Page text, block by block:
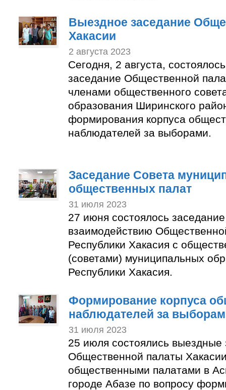
Выездное заседание
Хакасии
2 августа 2023
Сегодня, 2 августа,
заседание Общественной
членами общественного
образования Ширинского
формирования корпуса
наблюдателей за выборами.
Заседание Совета
общественных палат
31 июля 2023
27 июня состоялось
взаимодействию
Республики Хакасия с
(советами) муниципальных
Республики Хакасия.
Формирование корпуса
наблюдателей за
31 июля 2023
25 июля состоялись выездные
Общественной палаты
общественными палатами в
городе Абазе по вопросу